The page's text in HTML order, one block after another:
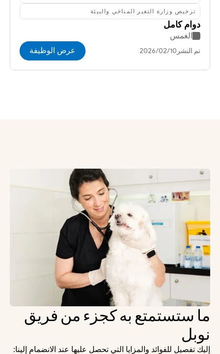
ترخيص وزارة التغير المناخي والبيئة
دوام كامل
الغمس
تم النشر10‏/02‏/2026 عرض الوظيفة
نوبل
إليك تفصيل للفوائد والمزايا التي تحصل عليها عند الانضمام إلينا: